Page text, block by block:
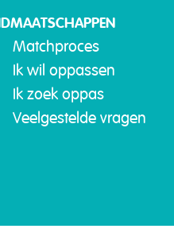
Matchproces
Ik wil oppassen
Ik zoek oppas
Veelgestelde vragen